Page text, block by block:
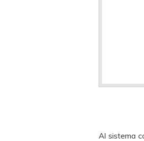
Al sistema